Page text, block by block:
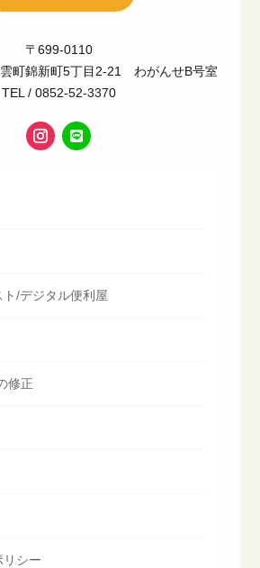
〒699-0110
町錦新町5丁目2-21 わがんせB号室
TEL / 0852-52-3370
/デジタル便利屋
修正
リシー